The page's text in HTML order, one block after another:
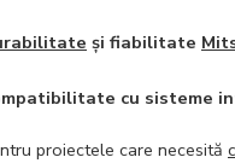
și fiabilitate
cu sisteme
proiectele care necesită